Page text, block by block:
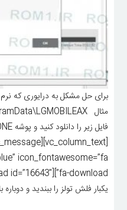
برای حل مشکل به درایوری که نرم
مثال C:\ProgramData\LGMOBILEAX بروید
فایل زیر را دانلود کنید و پوشه PHONE را در مسیر بالا کپی کنید
icon_fontawesome=”fa
fa-download”][download id=”16643″][/vc_message]
یکبار فلش تولز را ببندید و